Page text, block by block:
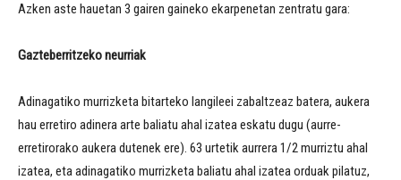
Azken aste hauetan 3 gairen gaineko ekarpenetan zentratu gara:
Gazteberritzeko neurriak
Adinagatiko murrizketa bitarteko langileei zabaltzeaz batera, aukera
hau erretiro adinera arte baliatu ahal izatea eskatu dugu (aurre-
erretirorako aukera dutenek ere). 63 urtetik aurrera 1/2 murriztu ahal
izatea, eta adinagatiko murrizketa baliatu ahal izatea orduak pilatuz,